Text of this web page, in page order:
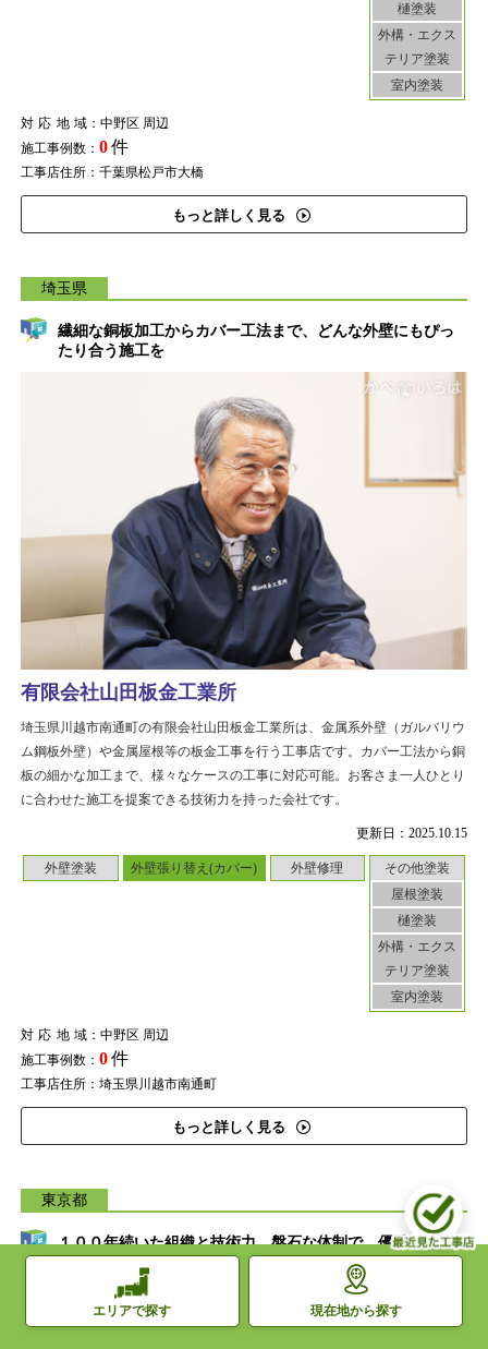
樋塗装
外構・エクス
テリア塗装
室内塗装
対応地域：中野区 周辺
施工事例数： 0件
工事店住所：千葉県松戸市大橋
もっと詳しく見る
埼玉県
繊細な銅板加工からカバー工法まで、どんな外壁にもぴっ
たり合う施工を
更新日：2025.10.15
外壁塗装 外壁張り替え(カバー) 外壁修理
その他塗装
屋根塗装
樋塗装
外構・エクス
テリア塗装
室内塗装
対応地域：中野区 周辺
施工事例数： 0件
工事店住所：埼玉県川越市南通町
もっと詳しく見る
有限会社山田板金工業所
埼玉県川越市南通町の有限会社山田板金工業所は、金属系外壁（ガルバリウ
ム鋼板外壁）や金属屋根等の板金工事を行う工事店です。カバー工法から銅
板の細かな加工まで、様々なケースの工事に対応可能。お客さま一人ひとり
に合わせた施工を提案できる技術力を持った会社です。
東京都
１００年続いた組織と技術力。盤石な体制で、優秀な職人
エリアで探す 現在地から探す